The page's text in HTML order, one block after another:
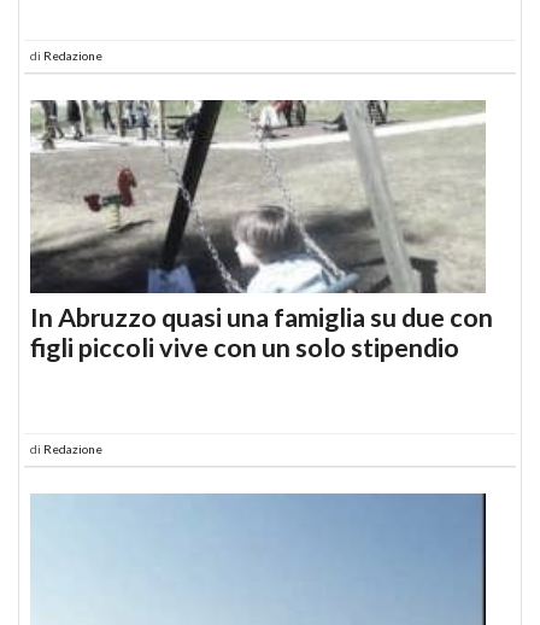
di Redazione
In Abruzzo quasi una famiglia su due con
figli piccoli vive con un solo stipendio
di Redazione